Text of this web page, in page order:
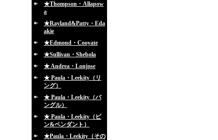
★Thompson・Allapow
a
★Rayland&Patty・Eda
akie
★Edmond・Cooyate
★Sullivan・Shebola
★ Andrea・Lonjose
★ Paula・Leekity（リ
ング）
★ Paula・Leekity（バ
ングル）
★ Paula・Leekity（ピ
ン&ペンダント）
★Paula・Leekity（その